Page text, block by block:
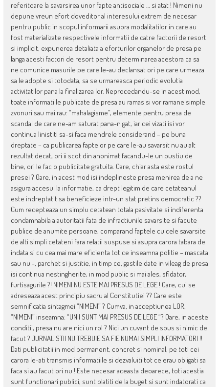
referitoare la savarsirea unor fapte antisociale … si atat ! Nimeni nu
depune vreun efort doveditor al interesului extrem de necesar
pentru public in scopul informarii asupra modalitatilor in care au
fost materializate respectivele informatii de catre factorii de resort
si implicit, expunerea detaliata a eforturilor organelor de presa pe
langa acesti factori de resort pentru determinarea acestora ca sa
ne comunice masurile pe care le-au declansat ori pe care urmeaza
sa le adopte si totodata, sa se urmareasca periodic evolutia
activitatilor pana la finalizarea lor. Neprocedandu-se in acest mod,
toate informatiile publicate de presa au ramas si vor ramane simple
zvonuri sau mai rau: “mahalagisme”, elemente pentru presa de
scandal de care ne-am saturat pana-n gat, iar cei vizati isi vor
continua linistiti sa-si faca mendrele considerand – pe buna
dreptate – ca publicarea faptelor pe care le-au savarsit nu au alt
rezultat decat, ori ii scot din anonimat facandu-le un pustiu de
bine, ori le fac o publicitate gratuita. Oare, chiar asta este rostul
presei ? Oare, in acest mod isi indeplineste presa menirea de a ne
asigura accesul la informatie, ca drept legitim de care cetateanul
este indreptatit sa beneficieze intr-un stat pretins democratic ??
Cum recepteaza un simplu cetatean totala pasivitate si indiferenta
condamnabila a autoritatii fata de infractiunile savarsite si facute
publice de anumite persoane, comparand faptele cu cele savarsite
de alti simpli cetateni fara relatii suspuse si asupra carora tabara de
indata si cu cea mai mare eficienta tot ce inseamna politie – mascata
sau nu -, parchet si justitie, in timp ce, gastile date in vileag de presa
isi continua nestingherite, in mod public si mai ales, sfidator,
furtisagurile ?! NIMENI NU ESTE MAI PRESUS DE LEGE ! Oare, cui se
adreseaza acest principiu sacru al Constitutiei ?? Care este
semnificatia sintagmei “NIMENI” ? Cumva, in acceptiunea LOR,
“NIMENI” inseamna: “UNII SUNT MAI PRESUS DE LEGE “? Oare, in aceste
conditii, presa nu are nici un rol ? Nici un cuvant de spus si nimic de
facut ? JURNALISTII NU TREBUIE SA FIE NUMAI SIMPLI INFORMATORI !!
Dati publicitatii in mod permanent, concret si nominal, pe toti cei
carora le-ati transmis informatiile si dezvaluiti tot ce erau obligati sa
faca si au facut ori nu ! Este necesar aceasta deoarece, toti acestia
sunt functionari publici, sunt platiti de la buget si sunt indatorati ca